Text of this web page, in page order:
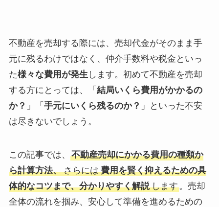
不動産を売却する際には、売却代金がそのまま手
元に残るわけではなく、仲介手数料や税金といっ
た様々な費用が発生します。初めて不動産を売却
する方にとっては、「 結局いくら費用がかかるの
か？ 」「 手元にいくら残るのか？ 」といった不安
は尽きないでしょう。
この記事では、 不動産売却にかかる費用の種類か
ら計算方法、 さらには 費用を賢く抑えるための具
体的なコツまで、分かりやすく解説 します。売却
全体の流れを掴み、安心して準備を進めるための